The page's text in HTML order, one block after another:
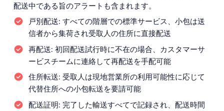
配送中である旨のアラートも含まれます。
戸別配送: すべての階層での標準サービス、小包は送
信者から集荷され受取人の住所に直接配送
再配送: 初回配送試行時に不在の場合、カスタマーサ
ービスチームに連絡して再配送を手配可能
住所転送: 受取人は現地営業所の利用可能性に応じて
代替住所への小包転送を要請可能
配送証明: 完了した輸送すべてで記録され、配送時間